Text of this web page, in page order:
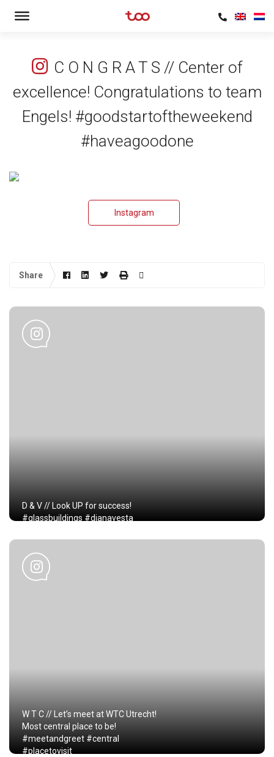
C O N G R A T S // Center of
excellence! Congratulations to team
Engels! #goodstartoftheweekend
#haveagoodone
Instagram
Share
D & V // Look UP for success!
#glassbuildings #dianavesta
W T C // Let’s meet at WTC Utrecht!
Most central place to be!
#meetandgreet #central
#placetovisit